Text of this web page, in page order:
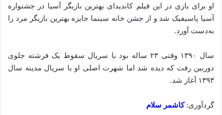
او برای بازی در این فیلم کاندیدای بهترین بازیگر آسیا در جشنواره
آسیا پاسیفیک شد و از جشن خانه سینما جایزه بهترین بازیگر مرد را
به‌دست آورد.
سال ۱۳۹۰ وقتی ۲۳ ساله بود با سریال سقوط یک فرشته جلوی
دوربین رفت که دیده شد اما شهرت اصلی او با سریال مدینه سال
۱۳۹۳ آغاز شد.
گردآوری:کاشمر سلام